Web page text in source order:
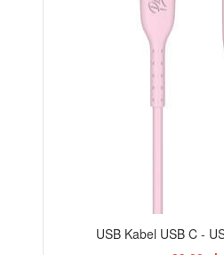
USB Kabel USB C -